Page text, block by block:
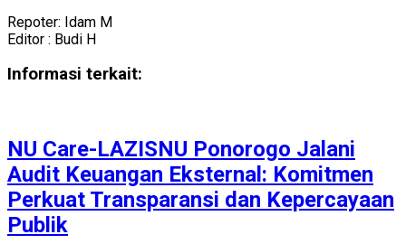
Repoter: Idam M
Editor : Budi H
Informasi terkait:
NU Care-LAZISNU Ponorogo Jalani
Audit Keuangan Eksternal: Komitmen
Perkuat Transparansi dan Kepercayaan
Publik